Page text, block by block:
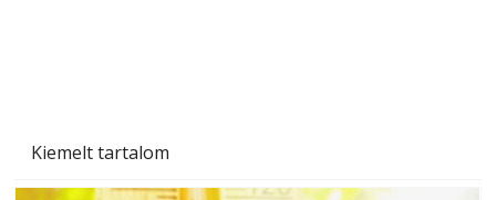
Kiemelt tartalom